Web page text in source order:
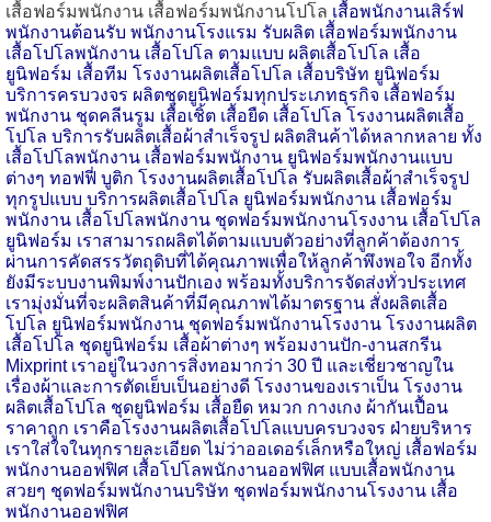
เสื้อฟอร์มพนักงาน เสื้อฟอร์มพนักงานโปโล เสื้อพนักงานเสิร์ฟ
พนักงานต้อนรับ พนักงานโรงแรม รับผลิต เสื้อฟอร์มพนักงาน
เสื้อโปโลพนักงาน เสื้อโปโล ตามแบบ ผลิตเสื้อโปโล เสื้อ
ยูนิฟอร์ม เสื้อทีม โรงงานผลิตเสื้อโปโล เสื้อบริษัท ยูนิฟอร์ม
บริการครบวงจร ผลิตชุดยูนิฟอร์มทุกประเภทธุรกิจ เสื้อฟอร์ม
พนักงาน ชุดคลีนรูม เสื้อเชิ้ต เสื้อยืด เสื้อโปโล โรงงานผลิตเสื้อ
โปโล บริการรับผลิตเสื้อผ้าสำเร็จรูป ผลิตสินค้าได้หลากหลาย ทั้ง
เสื้อโปโลพนักงาน เสื้อฟอร์มพนักงาน ยูนิฟอร์มพนักงานแบบ
ต่างๆ ทอฟฟี่ บูติก โรงงานผลิตเสื้อโปโล รับผลิตเสื้อผ้าสำเร็จรูป
ทุกรูปแบบ บริการผลิตเสื้อโปโล ยูนิฟอร์มพนักงาน เสื้อฟอร์ม
พนักงาน เสื้อโปโลพนักงาน ชุดฟอร์มพนักงานโรงงาน เสื้อโปโล
ยูนิฟอร์ม เราสามารถผลิตได้ตามแบบตัวอย่างที่ลูกค้าต้องการ
ผ่านการคัดสรรวัตถุดิบที่ได้คุณภาพเพื่อให้ลูกค้าพึงพอใจ อีกทั้ง
ยังมีระบบงานพิมพ์งานปักเอง พร้อมทั้งบริการจัดส่งทั่วประเทศ
เรามุ่งมั่นที่จะผลิตสินค้าที่มีคุณภาพได้มาตรฐาน สั่งผลิตเสื้อ
โปโล ยูนิฟอร์มพนักงาน ชุดฟอร์มพนักงานโรงงาน โรงงานผลิต
เสื้อโปโล ชุดยูนิฟอร์ม เสื้อผ้าต่างๆ พร้อมงานปัก-งานสกรีน
Mixprint เราอยู่ในวงการสิ่งทอมากว่า 30 ปี และเชี่ยวชาญใน
เรื่องผ้าและการตัดเย็บเป็นอย่างดี โรงงานของเราเป็น โรงงาน
ผลิตเสื้อโปโล ชุดยูนิฟอร์ม เสื้อยืด หมวก กางเกง ผ้ากันเปื้อน
ราคาถูก เราคือโรงงานผลิตเสื้อโปโลแบบครบวงจร ฝ่ายบริหาร
เราใส่ใจในทุกรายละเอียด ไม่ว่าออเดอร์เล็กหรือใหญ่ เสื้อฟอร์ม
พนักงานออฟฟิศ เสื้อโปโลพนักงานออฟฟิศ แบบเสื้อพนักงาน
สวยๆ ชุดฟอร์มพนักงานบริษัท ชุดฟอร์มพนักงานโรงงาน เสื้อ
พนักงานออฟฟิศ